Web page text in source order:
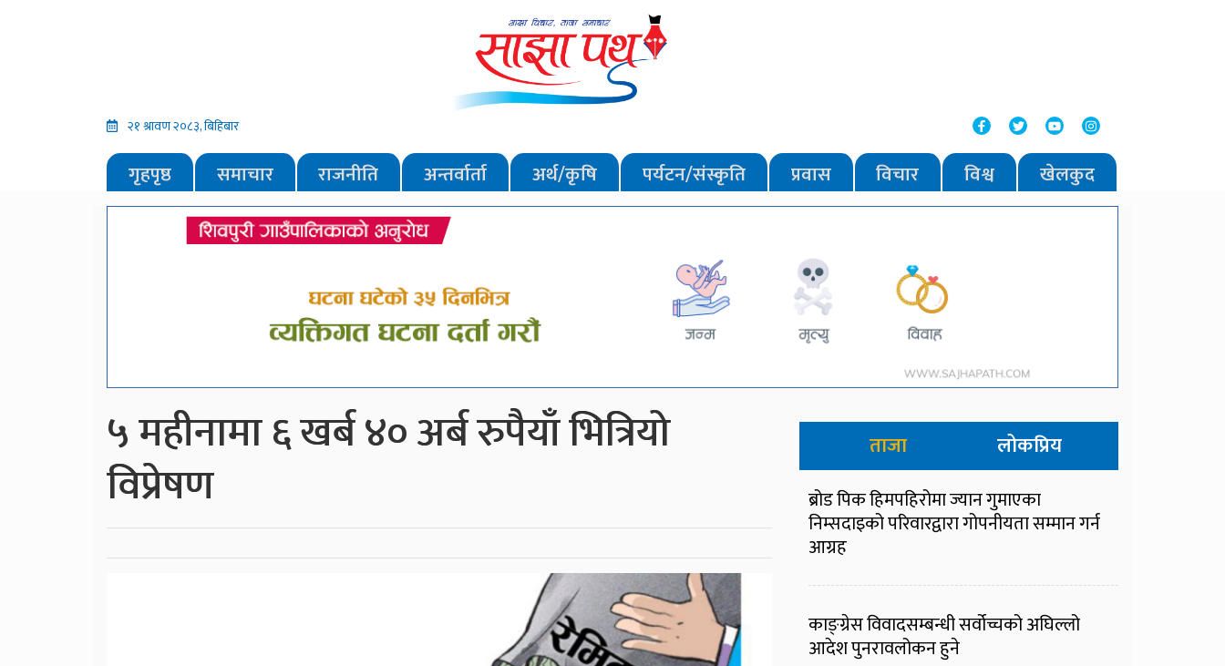
२१ श्रावण २०८३, बिहिबार
गृहपृष्ठ समाचार राजनीति अन्तर्वार्ता अर्थ/कृषि पर्यटन/संस्कृति प्रवास विचार विश्व खेलकुद
५ महीनामा ६ खर्ब ४० अर्ब रुपैयाँ भित्रियो
विप्रेषण
ताजा लोकप्रिय
ब्रोड पिक हिमपहिरोमा ज्यान गुमाएका
निम्सदाइको परिवारद्वारा गोपनीयता सम्मान गर्न
आग्रह
काङ्ग्रेस विवादसम्बन्धी सर्वोच्चको अघिल्लो
आदेश पुनरावलोकन हुने